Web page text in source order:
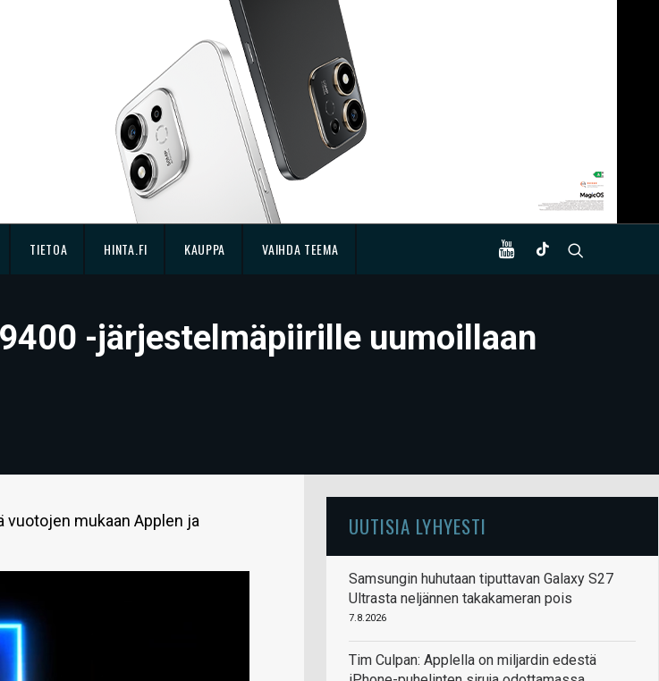
TIETOA HINTA.FI KAUPPA VAIHDA TEEMA
-järjestelmäpiirille uumoillaan
mukaan Applen ja
UUTISIA LYHYESTI
Samsungin huhutaan tiputtavan Galaxy S27
Ultrasta neljännen takakameran pois
7.8.2026
Tim Culpan: Applella on miljardin edestä